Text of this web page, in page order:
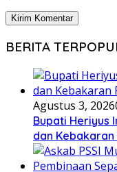
BERITA
Agustus 3, 2026
Bupati Heriyus
dan Kebakaran